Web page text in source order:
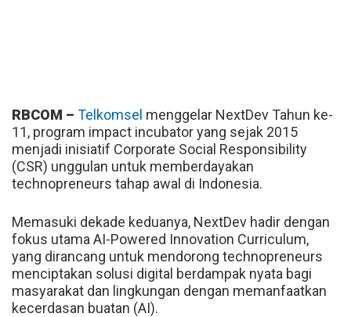
RBCOM – Telkomsel menggelar NextDev Tahun ke-
11, program impact incubator yang sejak 2015
menjadi inisiatif Corporate Social Responsibility
(CSR) unggulan untuk memberdayakan
technopreneurs tahap awal di Indonesia.
Memasuki dekade keduanya, NextDev hadir dengan
fokus utama AI-Powered Innovation Curriculum,
yang dirancang untuk mendorong technopreneurs
menciptakan solusi digital berdampak nyata bagi
masyarakat dan lingkungan dengan memanfaatkan
kecerdasan buatan (AI).